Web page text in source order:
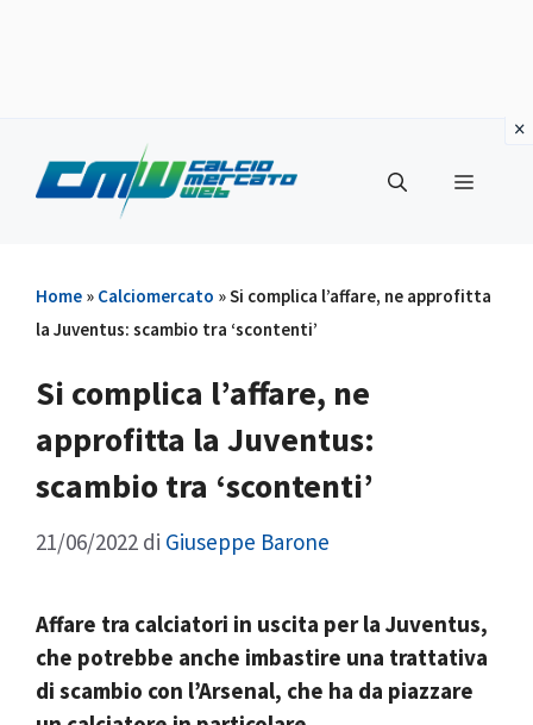
contenuto
Menu
Home » Calciomercato »Si complica l’affare, ne approfitta
la Juventus: scambio tra ‘scontenti’
Si complica l’affare, ne
approfitta la Juventus:
scambio tra ‘scontenti’
21/06/2022 di Giuseppe Barone
Affare tra calciatori in uscita per la Juventus,
che potrebbe anche imbastire una trattativa
di scambio con l’Arsenal, che ha da piazzare